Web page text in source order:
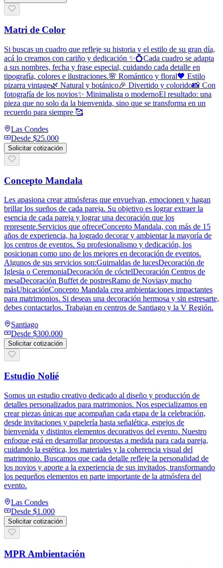
Matri de Color
Si buscas un cuadro que refleje su historia y el estilo de su gran día,
acá lo creamos con cariño y dedicación ✨💍Cada cuadro se adapta
a sus nombres, fecha y frase especial, cuidando cada detalle en
tipografía, colores e ilustraciones.🌸 Romántico y floral🖤 Estilo
pizarra vintage🌿 Natural y botánico🎉 Divertido y colorido📸 Con
fotografía de los novios✨ Minimalista o modernoEl resultado: una
pieza que no solo da la bienvenida, sino que se transforma en un
recuerdo para siempre 🥰
Las Condes
Desde $25.000
Solicitar cotización
Concepto Mandala
Les apasiona crear atmósferas que envuelvan, emocionen y hagan
brillar los sueños de cada pareja. Su objetivo es lograr extraer la
esencia de cada pareja y lograr una decoración que los
represente.Servicios que ofreceConcepto Mandala, con más de 15
años de experiencia, ha logrado decorar y ambientar la mayoría de
los centros de eventos. Su profesionalismo y dedicación, los
posicionan como uno de los mejores en decoración de eventos.
Algunos de sus servicios son:Guirnaldas de lucesDecoración de
Iglesia o CeremoniaDecoración de cóctelDecoración Centros de
mesaDecoración Buffet de postresRamo de Noviasy mucho
másUbicaciónConcepto Mandala crea ambientaciones impactantes
para matrimonios. Si deseas una decoración hermosa y sin estresarte,
debes contactarlos. Trabajan en centros de Santiago y la V Región.
Santiago
Desde $300.000
Solicitar cotización
Estudio Nolié
Somos un estudio creativo dedicado al diseño y producción de
detalles personalizados para matrimonios. Nos especializamos en
crear piezas únicas que acompañan cada etapa de la celebración,
desde invitaciones y papelería hasta señalética, espejos de
bienvenida y distintos elementos decorativos del evento. Nuestro
enfoque está en desarrollar propuestas a medida para cada pareja,
cuidando la estética, los materiales y la coherencia visual del
matrimonio. Buscamos que cada detalle refleje la personalidad de
los novios y aporte a la experiencia de sus invitados, transformando
los pequeños elementos en parte importante de la atmósfera del
evento.
Las Condes
Desde $1.000
Solicitar cotización
MPR Ambientación